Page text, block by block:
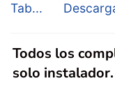
Tab...
Todos los
solo instalador.